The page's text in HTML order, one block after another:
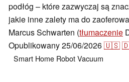
podłóg – które zazwyczaj są
jakie inne zalety ma do
Marcus Schwarten (tłumaczenie
Opublikowany25/06/2026🇺🇸
Smart Home Robot Vacuum